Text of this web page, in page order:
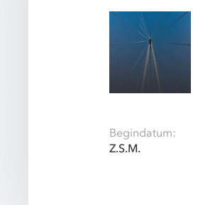
Begindatum:
Z.S.M.